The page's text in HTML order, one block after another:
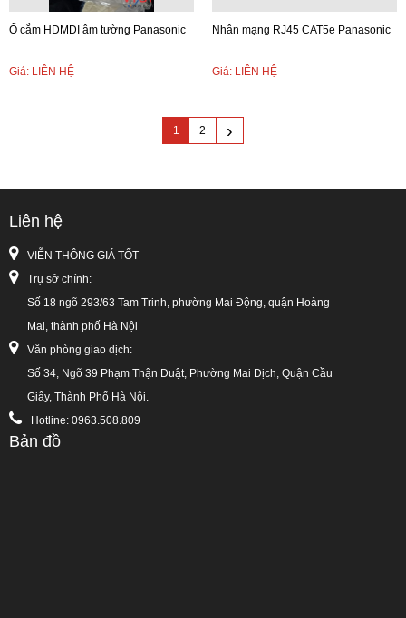
Ổ cắm HDMDI âm tường Panasonic
Giá: LIÊN HỆ
Nhân mạng RJ45 CAT5e Panasonic
Giá: LIÊN HỆ
1 2 ›
Liên hệ
VIỄN THÔNG GIÁ TỐT
Trụ sở chính:
Số 18 ngõ 293/63 Tam Trinh, phường Mai Động, quận Hoàng
Mai, thành phố Hà Nội
Văn phòng giao dịch:
Số 34, Ngõ 39 Phạm Thận Duật, Phường Mai Dịch, Quận Cầu
Giấy, Thành Phố Hà Nội.
Hotline: 0963.508.809
Bản đồ